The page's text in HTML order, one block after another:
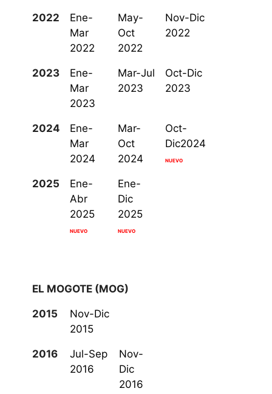
2022
Ene-
Mar
2022
May-
Oct
2022
Nov-Dic
2022
2023
Ene-
Mar
2023
Mar-Jul
2023
Oct-Dic
2023
2024
Ene-
Mar
2024
Mar-
Oct
2024
Oct-
Dic2024
NUEVO
2025
Ene-
Abr
2025
NUEVO
Ene-
Dic
2025
NUEVO
EL MOGOTE (MOG)
2015
Nov-Dic
2015
2016
Jul-Sep
2016
Nov-
Dic
2016